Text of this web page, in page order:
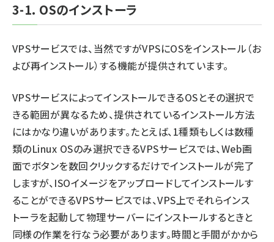
3-1. OSのインストーラ
VPSサービスでは、当然ですがVPSにOSをインストール（お
よび再インストール）する機能が提供されています。
VPSサービスによってインストールできるOSとその選択で
きる範囲が異なるため、提供されているインストール方法
にはかなり違いがあります。たとえば、1種類もしくは数種
類のLinux OSのみ選択できるVPSサービスでは、Web画
面でボタンを数回クリックするだけでインストールが完了
しますが、ISOイメージをアップロードしてインストールす
ることができるVPSサービスでは、VPS上でそれらインス
トーラを起動して物理サーバーにインストールするときと
同様の作業を行なう必要があります。時間と手間がかから